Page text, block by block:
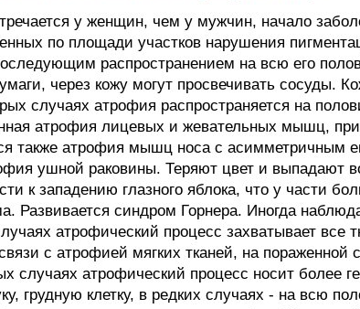
у женщин, чем у мужчин, начало
по площади участков нарушения
распространением на всю его
через кожу могут просвечивать сосуды.
случаях атрофия распространяется на
атрофия лицевых и жевательных мышц,
также атрофия мышц носа с асимметричным
ушной раковины. Теряют цвет и выпадают
к западению глазного яблока, что у части
Развивается синдром Горнера. Иногда
атрофический процесс захватывает все
с атрофией мягких тканей, на пораженной
случаях атрофический процесс носит более
грудную клетку, в редких случаях - на всю